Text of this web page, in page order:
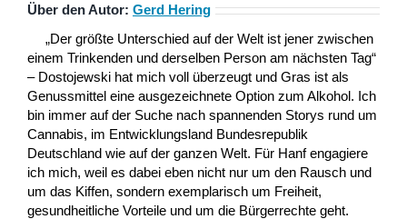
Über den Autor: Gerd Hering
„Der größte Unterschied auf der Welt ist jener zwischen
einem Trinkenden und derselben Person am nächsten Tag“
– Dostojewski hat mich voll überzeugt und Gras ist als
Genussmittel eine ausgezeichnete Option zum Alkohol. Ich
bin immer auf der Suche nach spannenden Storys rund um
Cannabis, im Entwicklungsland Bundesrepublik
Deutschland wie auf der ganzen Welt. Für Hanf engagiere
ich mich, weil es dabei eben nicht nur um den Rausch und
um das Kiffen, sondern exemplarisch um Freiheit,
gesundheitliche Vorteile und um die Bürgerrechte geht.